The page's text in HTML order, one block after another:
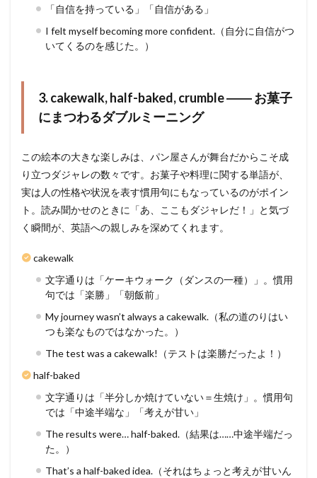
「自信を持っている」「自信がある」
I felt myself becoming more confident.（自分に自信がつ
いてくるのを感じた。）
3. cakewalk, half-baked, crumble ―― お菓子
にまつわるダブルミーニング
この絵本の大きな楽しみは、パン屋さんが舞台だからこそ成
り立つダジャレの数々です。お菓子や料理に関する単語が、
実は人の性格や状況を表す慣用句にもなっているのがポイン
ト。読み聞かせのときに「あ、ここもダジャレだ！」と気づ
く瞬間が、英語への親しみを深めてくれます。
cakewalk
文字通りは「ケーキウォーク（ダンスの一種）」。慣用
句では「楽勝」「朝飯前」
My journey wasn’t always a cakewalk.（私の道のりはい
つも楽なものではなかった。）
The test was a cakewalk!（テストは楽勝だったよ！）
half-baked
文字通りは「半分しか焼けていない＝生焼け」。慣用句
では「中途半端な」「考えが甘い」
The results were… half-baked.（結果は……中途半端だっ
た。）
That’s a half-baked idea.（それはちょっと考えが甘いん